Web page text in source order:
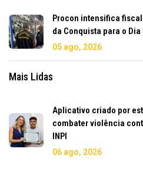
Procon intensifica
da Conquista para o Dia
05 ago, 2026
Mais Lidas
Aplicativo criado por
combater violência
INPI
06 ago, 2026